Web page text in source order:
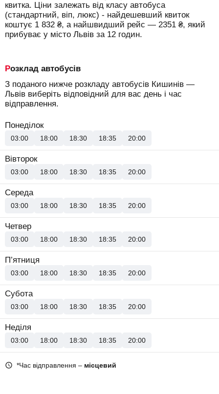
квитка. Ціни залежать від класу автобуса
(стандартний, віп, люкс) - найдешевший квиток
коштує 1 832 ₴, а найшвидший рейс — 2351 ₴, який
прибуває у місто Львів за 12 годин.
Розклад автобусів
З поданого нижче розкладу автобусів Кишинів —
Львів виберіть відповідний для вас день і час
відправлення.
Понеділок
03:00 18:00 18:30 18:35 20:00
Вівторок
03:00 18:00 18:30 18:35 20:00
Середа
03:00 18:00 18:30 18:35 20:00
Четвер
03:00 18:00 18:30 18:35 20:00
П’ятниця
03:00 18:00 18:30 18:35 20:00
Субота
03:00 18:00 18:30 18:35 20:00
Неділя
03:00 18:00 18:30 18:35 20:00
*Час відправлення – місцевий